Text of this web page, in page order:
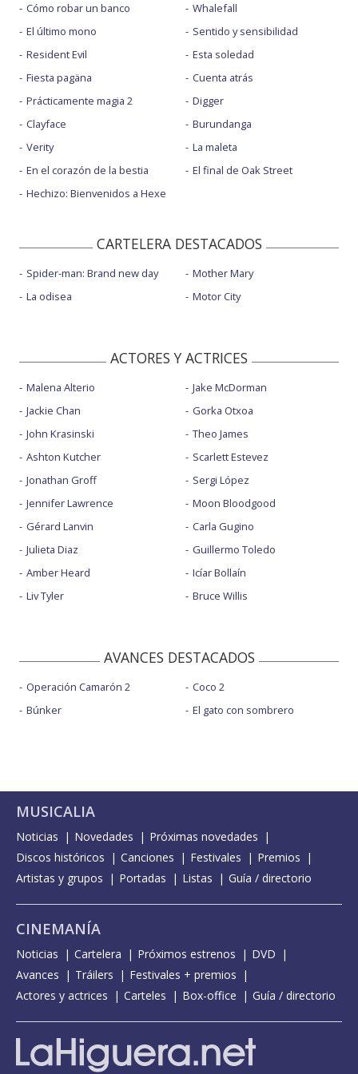
Cómo robar un banco
El último mono
Resident Evil
Fiesta pagäna
Prácticamente magia 2
Clayface
Verity
En el corazón de la bestia
Hechizo: Bienvenidos a Hexe
Whalefall
Sentido y sensibilidad
Esta soledad
Cuenta atrás
Digger
Burundanga
La maleta
El final de Oak Street
CARTELERA DESTACADOS
Spider-man: Brand new day
La odisea
Mother Mary
Motor City
ACTORES Y ACTRICES
Malena Alterio
Jackie Chan
John Krasinski
Ashton Kutcher
Jonathan Groff
Jennifer Lawrence
Gérard Lanvin
Julieta Diaz
Amber Heard
Liv Tyler
Jake McDorman
Gorka Otxoa
Theo James
Scarlett Estevez
Sergi López
Moon Bloodgood
Carla Gugino
Guillermo Toledo
Icíar Bollaín
Bruce Willis
AVANCES DESTACADOS
Operación Camarón 2
Búnker
Coco 2
El gato con sombrero
MUSICALIA
Noticias Novedades
Próximas novedades
Discos históricos
Canciones Festivales
Premios
Artistas y grupos
Portadas Listas Guía / directorio
CINEMANÍA
Noticias Cartelera Próximos estrenos
DVD
Avances
Tráilers
Festivales + premios
Actores y actrices
Carteles Box-office Guía / directorio